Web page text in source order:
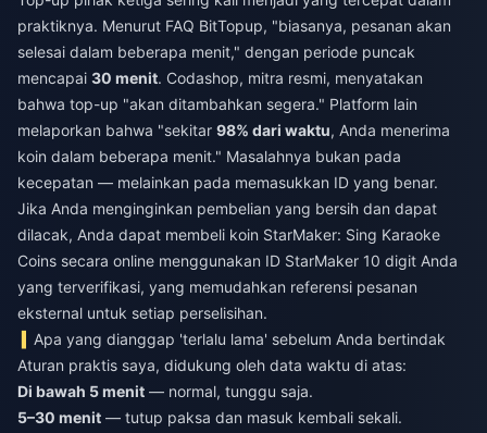
praktiknya. Menurut FAQ BitTopup, "biasanya, pesanan akan
selesai dalam beberapa menit," dengan periode puncak
mencapai 30 menit. Codashop, mitra resmi, menyatakan
bahwa top-up "akan ditambahkan segera." Platform lain
melaporkan bahwa "sekitar 98% dari waktu, Anda menerima
koin dalam beberapa menit." Masalahnya bukan pada
kecepatan — melainkan pada memasukkan ID yang benar.
Jika Anda menginginkan pembelian yang bersih dan dapat
dilacak, Anda dapat membeli koin StarMaker: Sing Karaoke
Coins secara online menggunakan ID StarMaker 10 digit Anda
yang terverifikasi, yang memudahkan referensi pesanan
eksternal untuk setiap perselisihan.
Apa yang dianggap 'terlalu lama' sebelum Anda bertindak
Aturan praktis saya, didukung oleh data waktu di atas:
Di bawah 5 menit — normal, tunggu saja.
5–30 menit — tutup paksa dan masuk kembali sekali.